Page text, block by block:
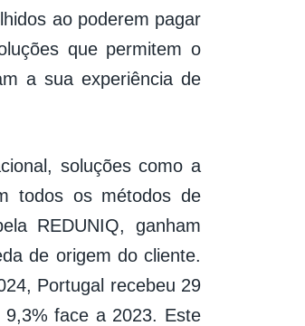
ao poderem pagar
que permitem o
a sua experiência de
soluções como a
todos os métodos de
REDUNIQ, ganham
de origem do cliente.
Portugal recebeu 29
face a 2023. Este